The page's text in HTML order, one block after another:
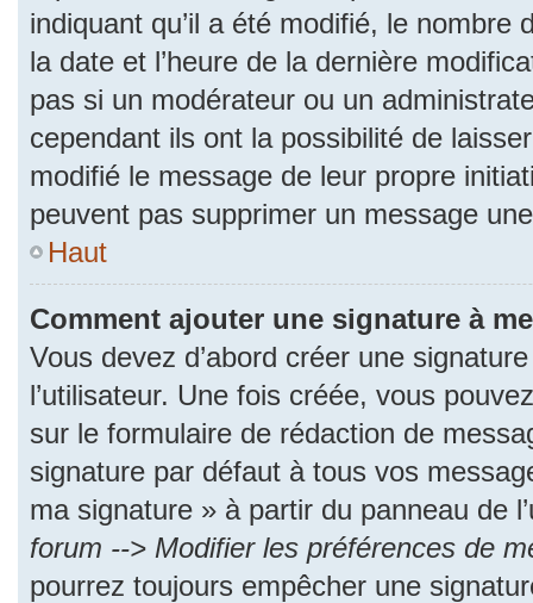
indiquant qu’il a été modifié, le nombre
la date et l’heure de la dernière
pas si un modérateur ou un
cependant ils ont la possibilité de
modifié le message de leur propre
peuvent pas supprimer un message
Haut
Comment ajouter une signature à
Vous devez d’abord créer une
l’utilisateur. Une fois créée, vous
sur le formulaire de rédaction de
signature par défaut à tous vos
ma signature » à partir du panneau de
forum --> Modifier les préférences de
pourrez toujours empêcher une